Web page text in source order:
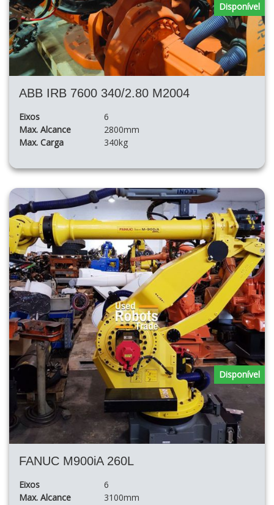
ABB IRB 7600 340/2.80 M2004
Eixos
6
Max. Alcance
2800mm
Max. Carga
340kg
Disponível
FANUC M900iA 260L
Eixos
6
Max. Alcance
3100mm
Disponível